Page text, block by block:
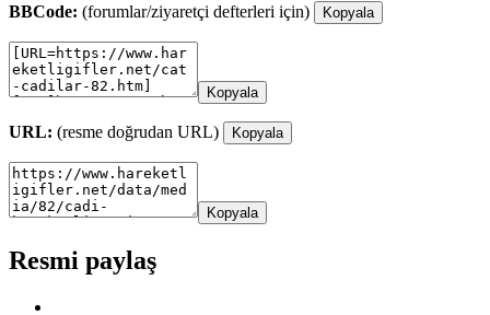
BBCode: (forumlar/ziyaretçi defterleri için) Kopyala
Kopyala
URL: (resme doğrudan URL) Kopyala
Kopyala
Resmi paylaş